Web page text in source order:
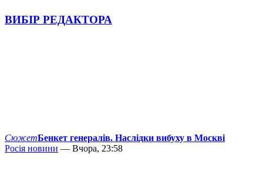
ВИБІР РЕДАКТОРА
СюжетБенкет генералів. Наслідки вибуху в Москві
Росія новини — Вчора, 23:58